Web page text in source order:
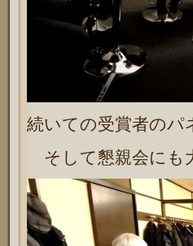
続いての受賞者の
そして懇親会にも